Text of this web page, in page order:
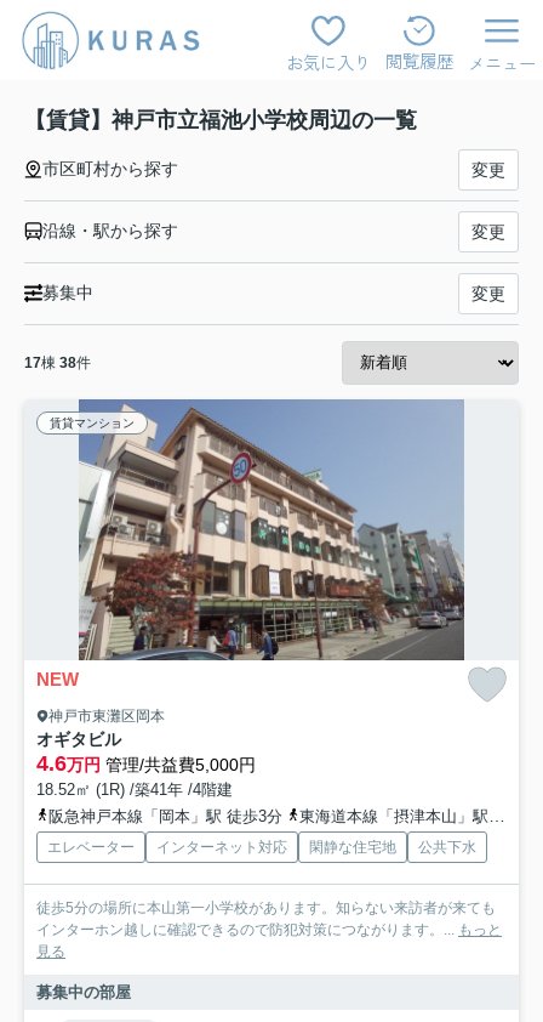
お気に入り 閲覧履歴 メニュー
【賃貸】神戸市立福池小学校周辺の一覧
市区町村から探す 変更
沿線・駅から探す 変更
募集中 変更
17棟 38件
賃貸マンション
NEW
神戸市東灘区岡本
オギタビル
4.6万円 管理/共益費5,000円
18.52㎡ (1R) /築41年 /4階建
阪急神戸本線「岡本」駅 徒歩3分
東海道本線「摂津本山」駅 徒歩4分
エレベーター インターネット対応 閑静な住宅地 公共下水
徒歩5分の場所に本山第一小学校があります。知らない来訪者が来ても
インターホン越しに確認できるので防犯対策につながります。...
もっと
見る
募集中の部屋